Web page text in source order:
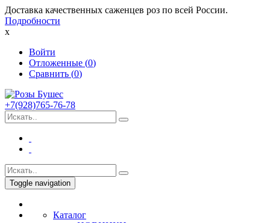
Доставка качественных саженцев роз по всей России.
Подробности
x
Войти
Отложенные (0)
Сравнить (0)
+7(928)765-76-78
Toggle navigation
Каталог